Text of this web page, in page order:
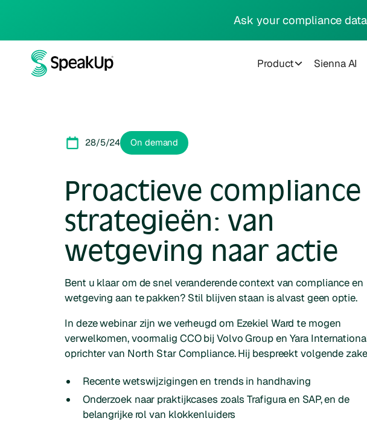
Ask your compliance
Product Sienna AI
28/5/24 On demand
Proactieve compliance
strategieën: van
wetgeving naar actie
Bent u klaar om de snel veranderende context van compliance en
wetgeving aan te pakken? Stil blijven staan is alvast geen optie.
In deze webinar zijn we verheugd om Ezekiel Ward te mogen
verwelkomen, voormalig CCO bij Volvo Group en Yara
oprichter van North Star Compliance. Hij bespreekt volgende
Recente wetswijzigingen en trends in handhaving
Onderzoek naar praktijkcases zoals Trafigura en SAP, en de
belangrijke rol van klokkenluiders